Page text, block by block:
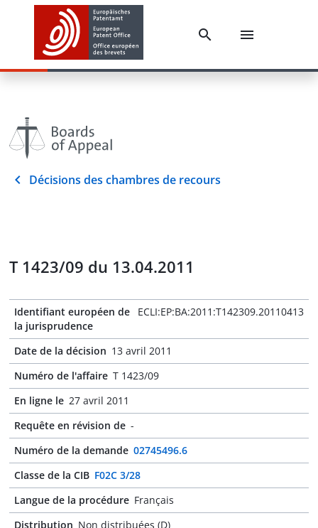
Décisions des chambres de recours
T 1423/09 du 13.04.2011
Identifiant européen de
la jurisprudence
ECLI:EP:BA:2011:T142309.20110413
Date de la décision 13 avril 2011
Numéro de l'affaire T 1423/09
En ligne le 27 avril 2011
Requête en révision de -
Numéro de la demande 02745496.6
Classe de la CIB F02C 3/28
Langue de la procédure Français
Distribution Non distribuées (D)